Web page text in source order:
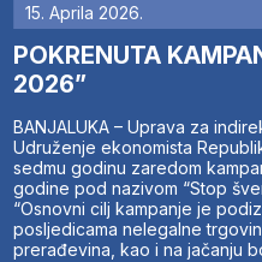
15. Aprila 2026.
POKRENUTA
2026”
BANJALUKA – Uprava za
Udruženje ekonomista
sedmu godinu zaredom
godine pod nazivom “Stop
“Osnovni cilj kampanje je
posljedicama nelegalne
prerađevina, kao i na jačanju